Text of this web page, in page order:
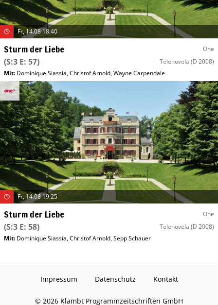
Fr, 14.08 18:40
Sturm der Liebe One
(S:3 E: 57) Telenovela (D 2008)
Mit: Dominique Siassia,Christof Arnold,Wayne Carpendale
Fr, 14.08 19:25
Sturm der Liebe One
(S:3 E: 58) Telenovela (D 2008)
Mit: Dominique Siassia,Christof Arnold,Sepp Schauer
Impressum Datenschutz Kontakt
© 2026 Klambt Programmzeitschriften GmbH